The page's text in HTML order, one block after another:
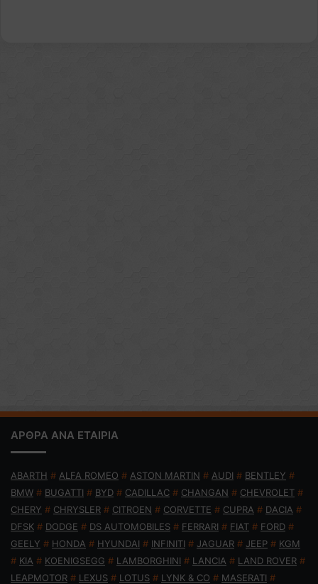
ΑΡΘΡΑ ΑΝΑ ΕΤΑΙΡΙΑ
ABARTH # ALFA ROMEO # ASTON MARTIN # AUDI # BENTLEY #
BMW # BUGATTI # BYD # CADILLAC # CHANGAN # CHEVROLET #
CHERY # CHRYSLER # CITROEN # CORVETTE # CUPRA # DACIA #
DFSK # DODGE # DS AUTOMOBILES # FERRARI # FIAT # FORD #
GEELY # HONDA # HYUNDAI # INFINITI # JAGUAR # JEEP # KGM
# KIA # KOENIGSEGG # LAMBORGHINI # LANCIA # LAND ROVER #
LEAPMOTOR # LEXUS # LOTUS # LYNK & CO # MASERATI #